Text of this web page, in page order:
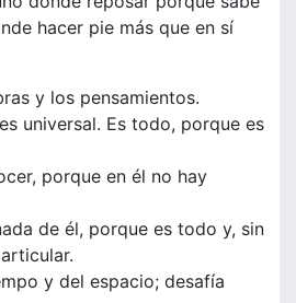
hacer pie más que en sí
y los pensamientos.
universal. Es todo, porque es
porque en él no hay
de él, porque es todo y, sin
y del espacio; desafía